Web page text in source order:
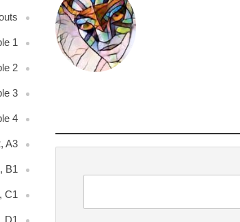
1
2
3
4
A3
B1
C1
D1